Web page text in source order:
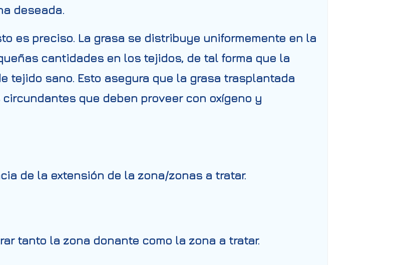
deseada.
es preciso. La grasa se distribuye uniformemente en la
cantidades en los tejidos, de tal forma que la
tejido sano. Esto asegura que la grasa trasplantada
que deben proveer con oxígeno y
de la extensión de la zona/zonas a tratar.
tanto la zona donante como la zona a tratar.